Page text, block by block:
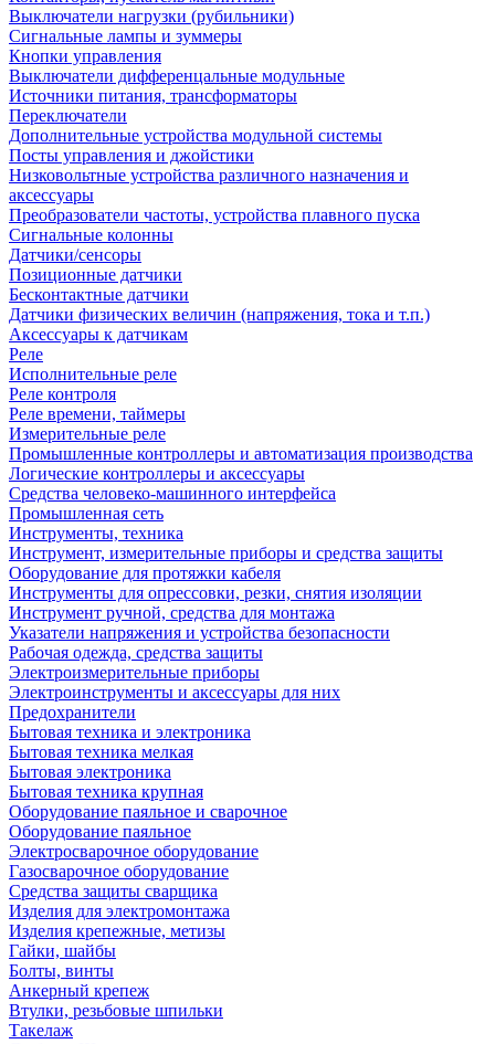
Выключатели нагрузки (рубильники)
Сигнальные лампы и зуммеры
Кнопки управления
Выключатели дифференцальные модульные
Источники питания, трансформаторы
Переключатели
Дополнительные устройства модульной системы
Посты управления и джойстики
Низковольтные устройства различного назначения и
аксессуары
Преобразователи частоты, устройства плавного пуска
Сигнальные колонны
Датчики/сенсоры
Позиционные датчики
Бесконтактные датчики
Датчики физических величин (напряжения, тока и т.п.)
Аксессуары к датчикам
Реле
Исполнительные реле
Реле контроля
Реле времени, таймеры
Измерительные реле
Промышленные контроллеры и автоматизация производства
Логические контроллеры и аксессуары
Средства человеко-машинного интерфейса
Промышленная сеть
Инструменты, техника
Инструмент, измерительные приборы и средства защиты
Оборудование для протяжки кабеля
Инструменты для опрессовки, резки, снятия изоляции
Инструмент ручной, средства для монтажа
Указатели напряжения и устройства безопасности
Рабочая одежда, средства защиты
Электроизмерительные приборы
Электроинструменты и аксессуары для них
Предохранители
Бытовая техника и электроника
Бытовая техника мелкая
Бытовая электроника
Бытовая техника крупная
Оборудование паяльное и сварочное
Оборудование паяльное
Электросварочное оборудование
Газосварочное оборудование
Средства защиты сварщика
Изделия для электромонтажа
Изделия крепежные, метизы
Гайки, шайбы
Болты, винты
Анкерный крепеж
Втулки, резьбовые шпильки
Такелаж